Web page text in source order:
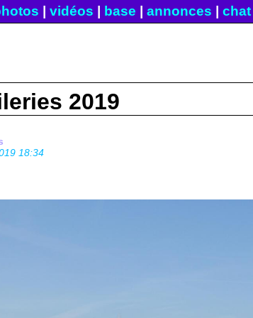
vidéos base annonces chat|
2019
18:34